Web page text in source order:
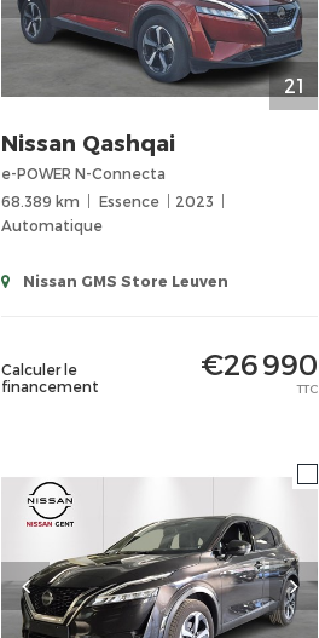
21
Nissan Qashqai
e-POWER N-Connecta
68.389 km
Essence
2023
Automatique
Nissan GMS Store Leuven
Calculer le
financement
€26 990
TTC